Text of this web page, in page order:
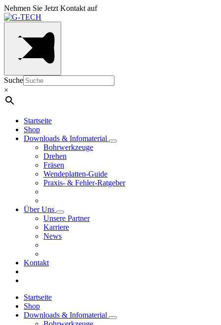
Nehmen Sie Jetzt Kontakt auf
Suche
×
Startseite
Shop
Downloads & Infomaterial
Bohrwerkzeuge
Drehen
Fräsen
Wendeplatten-Guide
Praxis- & Fehler-Ratgeber
Über Uns
Unsere Partner
Karriere
News
Kontakt
Startseite
Shop
Downloads & Infomaterial